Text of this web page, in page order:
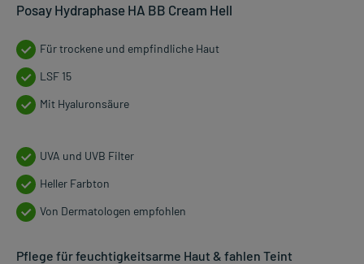
Posay Hydraphase HA BB Cream Hell
Für trockene und empfindliche Haut
LSF 15
Mit Hyaluronsäure
UVA und UVB Filter
Heller Farbton
Von Dermatologen empfohlen
Pflege für feuchtigkeitsarme Haut & fahlen Teint